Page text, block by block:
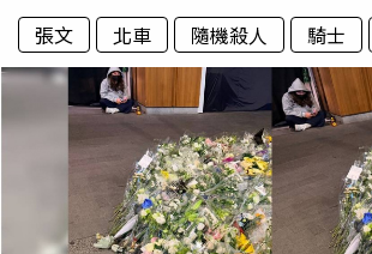
張文 北車 隨機殺人 騎士